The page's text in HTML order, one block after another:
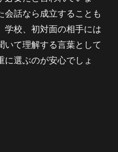
会話なら成立することも
学校、初対面の相手には
いて理解する言葉として
選ぶのが安心でしょ